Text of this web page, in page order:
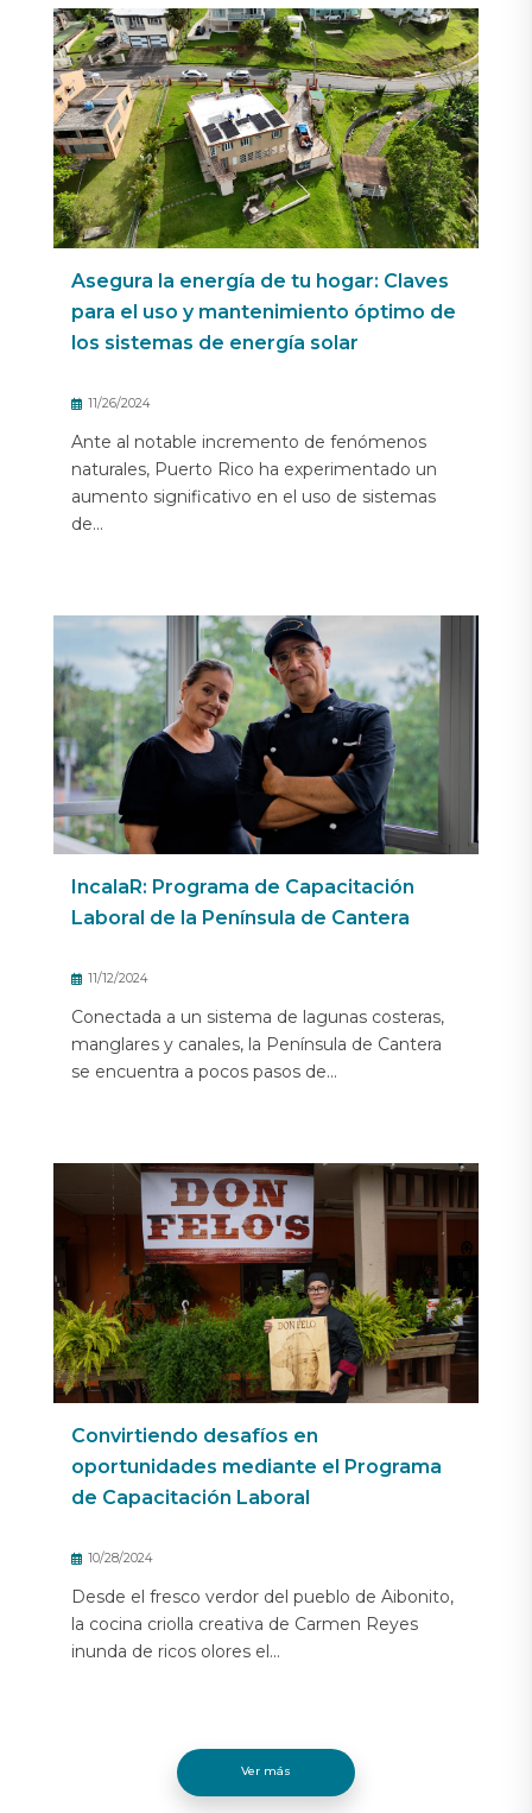
Asegura la energía de tu hogar: Claves
para el uso y mantenimiento óptimo de
los sistemas de energía solar
11/26/2024
Ante al notable incremento de fenómenos
naturales, Puerto Rico ha experimentado un
aumento significativo en el uso de sistemas
de...
IncalaR: Programa de Capacitación
Laboral de la Península de Cantera
11/12/2024
Conectada a un sistema de lagunas costeras,
manglares y canales, la Península de Cantera
se encuentra a pocos pasos de...
Convirtiendo desafíos en
oportunidades mediante el Programa
de Capacitación Laboral
10/28/2024
Desde el fresco verdor del pueblo de Aibonito,
la cocina criolla creativa de Carmen Reyes
inunda de ricos olores el...
Ver más